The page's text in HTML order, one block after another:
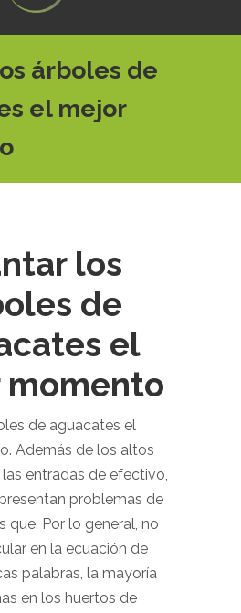
árboles de
el mejor
los
de
el
momento
de aguacates el
Además de los altos
entradas de efectivo,
problemas de
que. Por lo general, no
en la ecuación de
palabras, la mayoría
en los huertos de